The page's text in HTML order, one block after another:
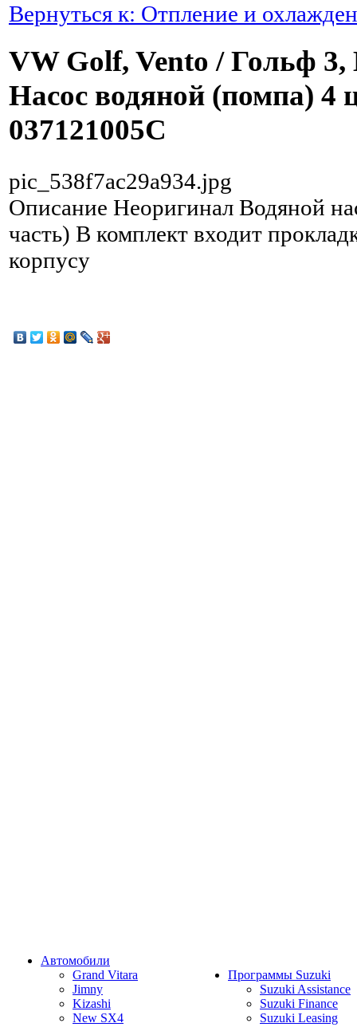
Вернуться к: Отпление и
VW Golf, Vento / Гольф 3,
Насос водяной (помпа) 4
037121005C
pic_538f7ac29a934.jpg
Описание Неоригинал Водяной
часть) В комплект входит
корпусу
Автомобили
Grand Vitara
Jimny
Kizashi
New SX4
Программы Suzuki
Suzuki Assistance
Suzuki Finance
Suzuki Leasing